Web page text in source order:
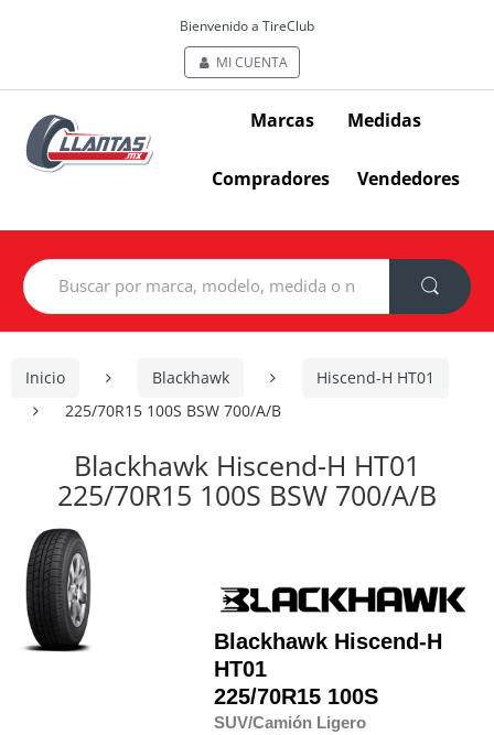
Bienvenido a TireClub
MI CUENTA
Marcas Medidas
Compradores Vendedores
Search
for:
Inicio Blackhawk
Hiscend-H HT01
225/70R15 100S BSW 700/A/B
Blackhawk Hiscend-H HT01
225/70R15 100S BSW 700/A/B
Blackhawk Hiscend-H
HT01
225/70R15 100S
SUV/Camión Ligero